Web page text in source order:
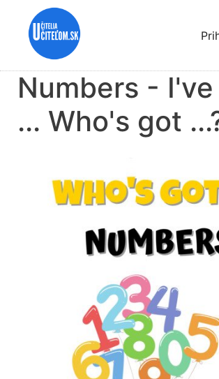
Numbers -
... Who's got